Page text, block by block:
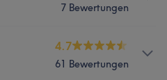
7 Bewertungen
Foliensträhnen, Braut
4.7
61 Bewertungen